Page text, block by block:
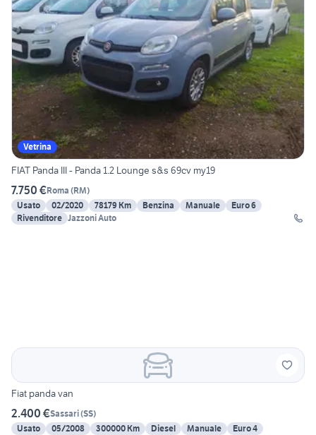
Vetrina
FIAT Panda III - Panda 1.2 Lounge s&s 69cv my19
7.750 €Roma (RM)
Usato
02/2020 78179 Km Benzina Manuale
Euro 6
Rivenditore Jazzoni Auto
Fiat panda van
2.400 €Sassari(SS)
Usato
05/2008 300000 Km Diesel Manuale Euro 4